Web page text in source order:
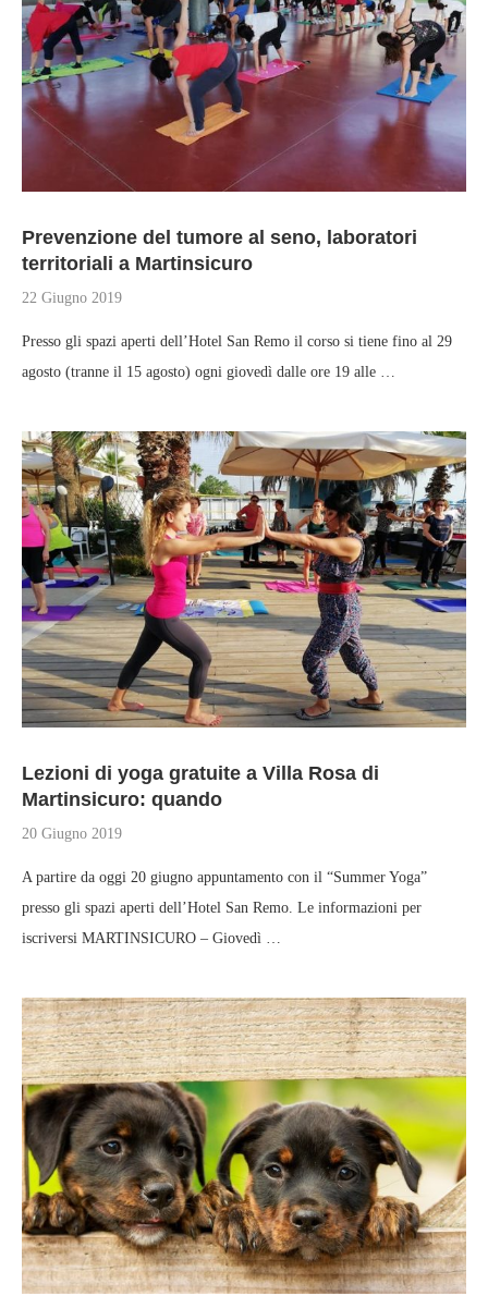
Prevenzione del tumore al seno, laboratori
territoriali a Martinsicuro
22 Giugno 2019
Presso gli spazi aperti dell’Hotel San Remo il corso si tiene fino al 29
agosto (tranne il 15 agosto) ogni giovedì dalle ore 19 alle …
Lezioni di yoga gratuite a Villa Rosa di
Martinsicuro: quando
20 Giugno 2019
A partire da oggi 20 giugno appuntamento con il “Summer Yoga”
presso gli spazi aperti dell’Hotel San Remo. Le informazioni per
iscriversi MARTINSICURO – Giovedì …